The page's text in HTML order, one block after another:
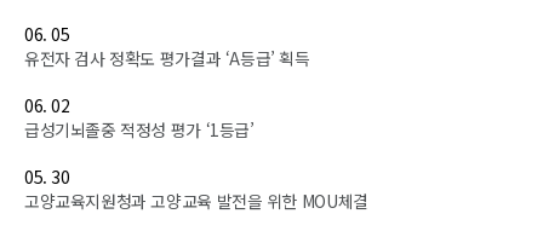
06. 05
유전자 검사 정확도 평가결과 ‘A등급’ 획득
06. 02
급성기뇌졸중 적정성 평가 ‘1등급’
05. 30
고양교육지원청과 고양교육 발전을 위한 MOU체결